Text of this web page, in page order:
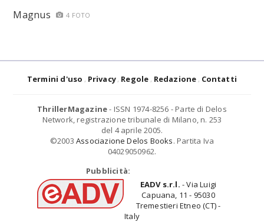
Magnus 4 FOTO
Termini d'uso Privacy Regole Redazione Contatti
ThrillerMagazine- ISSN 1974-8256 - Parte di Delos
Network, registrazione tribunale di Milano, n. 253
del 4 aprile 2005.
©2003 Associazione Delos Books. Partita Iva
04029050962.
Pubblicità:
EADV s.r.l. - Via Luigi
Capuana, 11 - 95030
Tremestieri Etneo (CT) -
Italy